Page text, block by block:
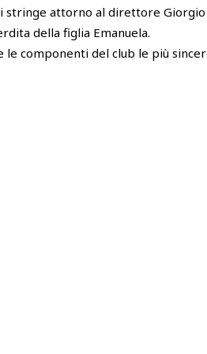
stringe attorno al direttore
della figlia Emanuela.
le componenti del club le più